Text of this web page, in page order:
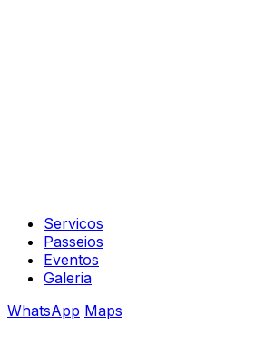
Servicos
Passeios
Eventos
Galeria
WhatsApp Maps